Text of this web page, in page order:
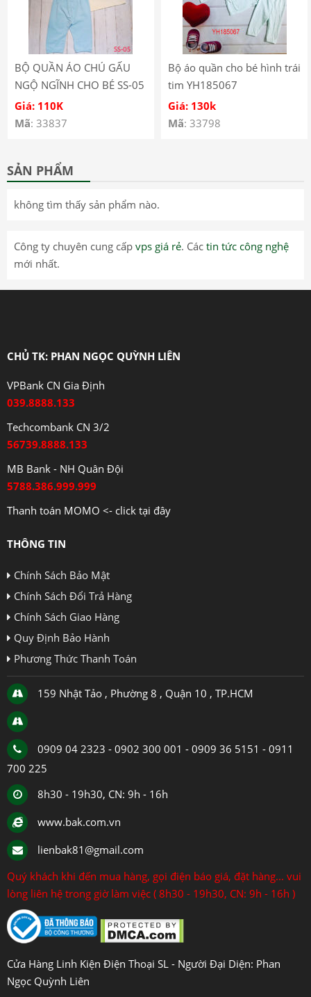
BỘ QUẦN ÁO CHÚ GẤU
NGỘ NGĨNH CHO BÉ SS-05
Giá: 110K
Mã: 33837
Bộ áo quần cho bé hình trái
tim YH185067
Giá: 130k
Mã: 33798
SẢN PHẨM
không tìm thấy sản phẩm nào.
Công ty chuyên cung cấp vps giá rẻ. Các tin tức công nghệ
mới nhất.
CHỦ TK: PHAN NGỌC QUỲNH LIÊN
VPBank CN Gia Định
039.8888.133
Techcombank CN 3/2
56739.8888.133
MB Bank - NH Quân Đội
5788.386.999.999
Thanh toán MOMO <- click tại đây
THÔNG TIN
Chính Sách Bảo Mật
Chính Sách Đổi Trả Hàng
Chính Sách Giao Hàng
Quy Định Bảo Hành
Phương Thức Thanh Toán
159 Nhật Tảo , Phường 8 , Quận 10 , TP.HCM
0909 04 2323 - 0902 300 001 - 0909 36 5151 - 0911
700 225
8h30 - 19h30, CN: 9h - 16h
www.bak.com.vn
lienbak81@gmail.com
Quý khách khi đến mua hàng, gọi điện báo giá, đặt hàng... vui
lòng liên hệ trong giờ làm việc ( 8h30 - 19h30, CN: 9h - 16h )
Cửa Hàng Linh Kiện Điện Thoại SL - Người Đại Diện: Phan
Ngọc Quỳnh Liên